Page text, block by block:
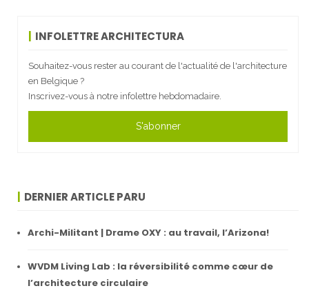
INFOLETTRE ARCHITECTURA
Souhaitez-vous rester au courant de l'actualité de l'architecture
en Belgique ?
Inscrivez-vous à notre infolettre hebdomadaire.
S'abonner
DERNIER ARTICLE PARU
Archi-Militant | Drame OXY : au travail, l’Arizona!
WVDM Living Lab : la réversibilité comme cœur de
l’architecture circulaire